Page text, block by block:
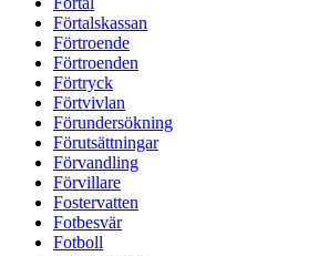
Förtalskassan
Förtroende
Förtroenden
Förtryck
Förtvivlan
Förundersökning
Förutsättningar
Förvandling
Förvillare
Fostervatten
Fotbesvär
Fotboll